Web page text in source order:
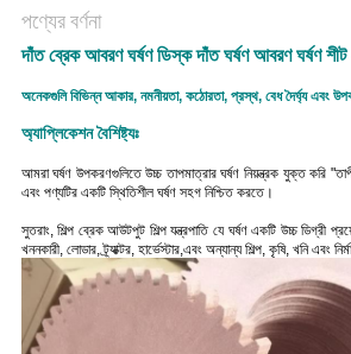
পণ্যের বর্ণনা
দাঁত ব্রেক আবরণ ঘর্ষণ ডিস্ক দাঁত ঘর্ষণ আবরণ ঘর্ষণ
অনেকগুলি বিভিন্ন আকার, নমনীয়তা, কঠোরতা, প্রস্থ, বেধ দৈর্ঘ্য এবং
অ্যাপ্লিকেশন বৈশিষ্ট্যঃ
আমরা ঘর্ষণ উপকরণগুলিতে উচ্চ তাপমাত্রার ঘর্ষণ নিয়ন্ত্রক যুক্ত করি
এবং পণ্যটির একটি স্থিতিশীল ঘর্ষণ সহগ নিশ্চিত করতে।
সুতরাং, শিল্প ব্রেক আউটপুট শিল্প যন্ত্রপাতি যে ঘর্ষণ একটি উচ্চ ডিগ্রী
খননকারী, লোডার, ট্র্যাক্টর, হার্ভেস্টার,এবং অন্যান্য শিল্প, কৃষি, খনি এবং